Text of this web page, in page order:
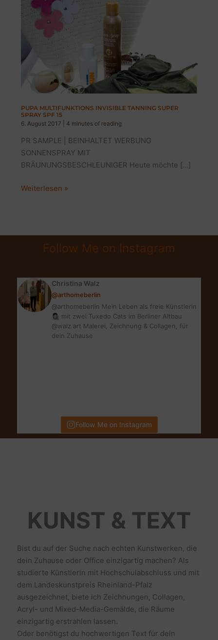
PUPA MULTIFUNKTIONS INVISIBLE TANNING SUPER
SPRAY SPF 15
6. August 2017
4 minutes of reading
PR SAMPLE | BEINHALTET WERBUNG
SONNENSPRAY MIT
BRÄUNUNGSBESCHLEUNIGER Heute möchte […]
PUPA
SUPER
Weiterlesen »
Follow Me on Instagram
Christina Walz
@arthomeberlin
@arthomeberlin Mein Leben als freie Künstlerin
👩🏻‍🎨 mit zwei Tuxedo Cats im Berliner Altbau
@walz.art Malerei, Zeichnung & Collagen, für
dein Zuhause
Follow Me on Instagram
KUNST & TEXT
Bist du auf der Suche nach echten Kunstwerken, die
dein Zuhause oder Office einzigartig machen? Als
studierte Künstlerin mit Hochschulabschluss und mit
dem Landeskunstpreis Rheinland-Pfalz
ausgezeichnet, biete ich Zeichnungen, Collagen,
Acryl- und Mixed-Media-Gemälde, die Räume
einzigartig erstrahlen lassen.
Oder benötigst du hochwertigen Text für dein